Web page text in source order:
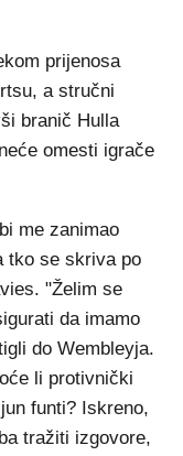
prijenosa
a stručni
branič Hulla
omesti igrače
me zanimao
tko se skriva po
"Želim se
da imamo
do Wembleyja.
li protivnički
funti? Iskreno,
tražiti izgovore,